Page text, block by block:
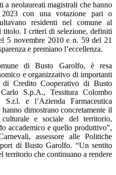
a neolaureati magistrali che hanno
con una votazione pari o
residenti nel comune al
titolo. I criteri di selezione, definiti
5 novembre 2010 e n. 59 del 21
e premiano l’eccellenza.
di Busto Garolfo, è resa
e organizzativo di importanti
Credito Cooperativo di Busto
S.p.A., Tessitura Colombo
e l’Azienda Farmaceutica
dimostrano concretamente il
e sociale del territorio,
accademico e quello produttivo”,
assessore alle Politiche
di Busto Garolfo. “Un sentito
territorio che continuano a rendere